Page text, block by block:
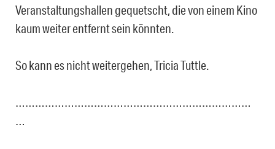
Veranstaltungshallen gequetscht, die von einem Kino
kaum weiter entfernt sein könnten.
So kann es nicht weitergehen, Tricia Tuttle.
………………………………………………………………
…